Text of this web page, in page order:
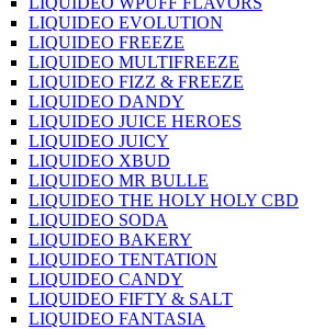
LIQUIDEO EVOLUTION
LIQUIDEO FREEZE
LIQUIDEO MULTIFREEZE
LIQUIDEO FIZZ & FREEZE
LIQUIDEO DANDY
LIQUIDEO JUICE HEROES
LIQUIDEO JUICY
LIQUIDEO XBUD
LIQUIDEO MR BULLE
LIQUIDEO THE HOLY HOLY CBD
LIQUIDEO SODA
LIQUIDEO BAKERY
LIQUIDEO TENTATION
LIQUIDEO CANDY
LIQUIDEO FIFTY & SALT
LIQUIDEO FANTASIA